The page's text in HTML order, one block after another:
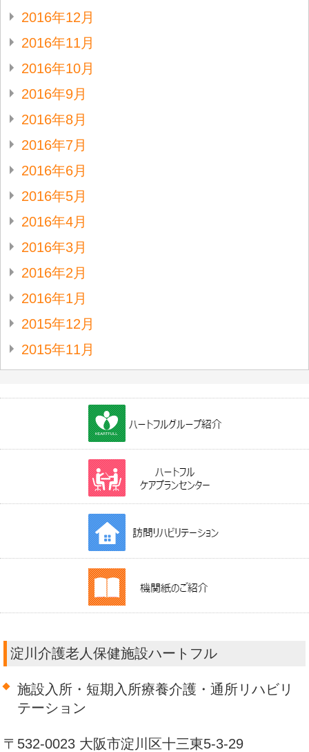
2016年12月
2016年11月
2016年10月
2016年9月
2016年8月
2016年7月
2016年6月
2016年5月
2016年4月
2016年3月
2016年2月
2016年1月
2015年12月
2015年11月
淀川介護老人保健施設ハートフル
施設入所・短期入所療養介護・通所リハビリ
テーション
〒532-0023 大阪市淀川区十三東5-3-29